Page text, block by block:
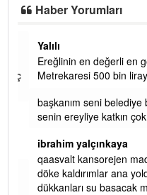
Haber Yorumları
Yalılı
Ereğlinin en değerli en
Metrekaresi 500 bin liraya
başkanım seni belediye
senin ereyliye katkın çok
ibrahim yalçınkaya
qaasvalt kansorejen
döke kaldırımlar ana
dükkanları su basacak ma